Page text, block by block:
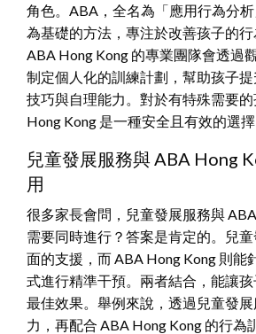
角色。ABA，全名為「應用行為分
為基礎的方法，專注於改善孩子的行
ABA Hong Kong 的專業團隊會透過
制定個人化的訓練計劃，幫助孩子
技巧與自理能力。對於有特殊需要
Hong Kong 是一種安全且有效的選擇
兒童發展服務與 ABA Hong
用
很多家長會問，兒童發展服務與
需要同時進行？答案是肯定的。兒
面的支援，而 ABA Hong Kong 則能
式進行精準干預。兩者結合，能讓
最佳效果。舉例來說，透過兒童發
力，再配合 ABA Hong Kong 的行為